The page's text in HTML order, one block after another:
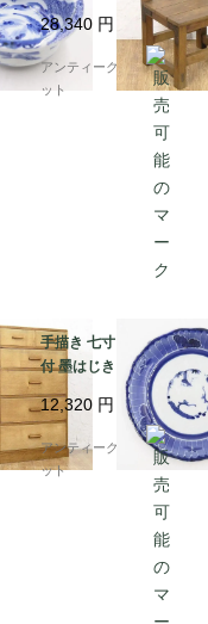
ヴィンテージ アンティ
ーク 日本製 子供 かわ
いい 小ぶり
28,340 円
アンティークブルーパロ
ット
手描き 七寸 伊万里 染
付 墨はじき 中皿 盛り
皿 取り皿 呉須 藍 和骨
董 和食 ワンプレート
アンティーク(松竹梅・
菊花弁)
12,320 円
アンティークブルーパロ
ット